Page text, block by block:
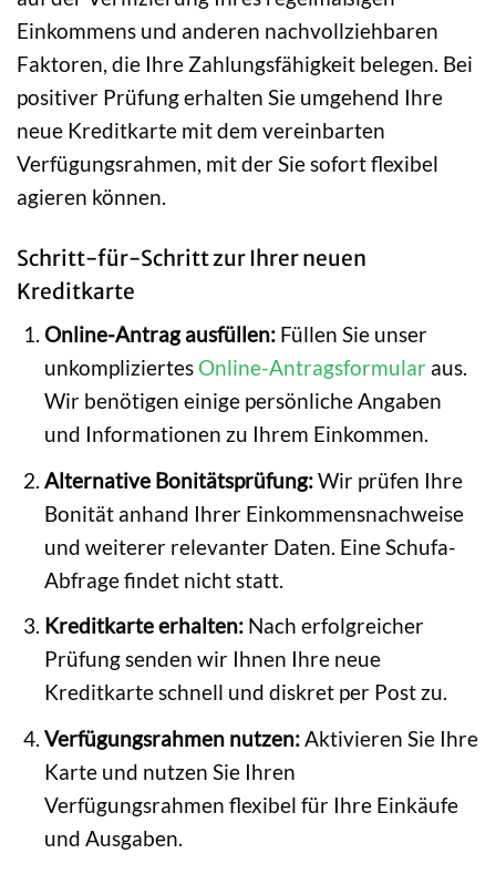
Einkommens und anderen nachvollziehbaren
Faktoren, die Ihre Zahlungsfähigkeit belegen. Bei
positiver Prüfung erhalten Sie umgehend Ihre
neue Kreditkarte mit dem vereinbarten
Verfügungsrahmen, mit der Sie sofort flexibel
agieren können.
Schritt-für-Schritt zur Ihrer neuen
Kreditkarte
Online-Antrag ausfüllen:Füllen Sie unser
unkompliziertes Online-Antragsformularaus.
Wir benötigen einige persönliche Angaben
und Informationen zu Ihrem Einkommen.
Alternative Bonitätsprüfung:Wir prüfen Ihre
Bonität anhand Ihrer Einkommensnachweise
und weiterer relevanter Daten. Eine Schufa-
Abfrage findet nicht statt.
Kreditkarte erhalten:Nach erfolgreicher
Prüfung senden wir Ihnen Ihre neue
Kreditkarte schnell und diskret per Post zu.
Verfügungsrahmen nutzen:Aktivieren Sie Ihre
Karte und nutzen Sie Ihren
Verfügungsrahmen flexibel für Ihre Einkäufe
und Ausgaben.